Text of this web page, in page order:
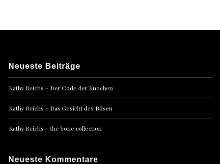
Neueste Beiträge
Kathy Reichs – Der Code der Knochen
Kathy Reichs – Das Gesicht des Bösen
Kathy Reichs – the bone collection
Neueste Kommentare